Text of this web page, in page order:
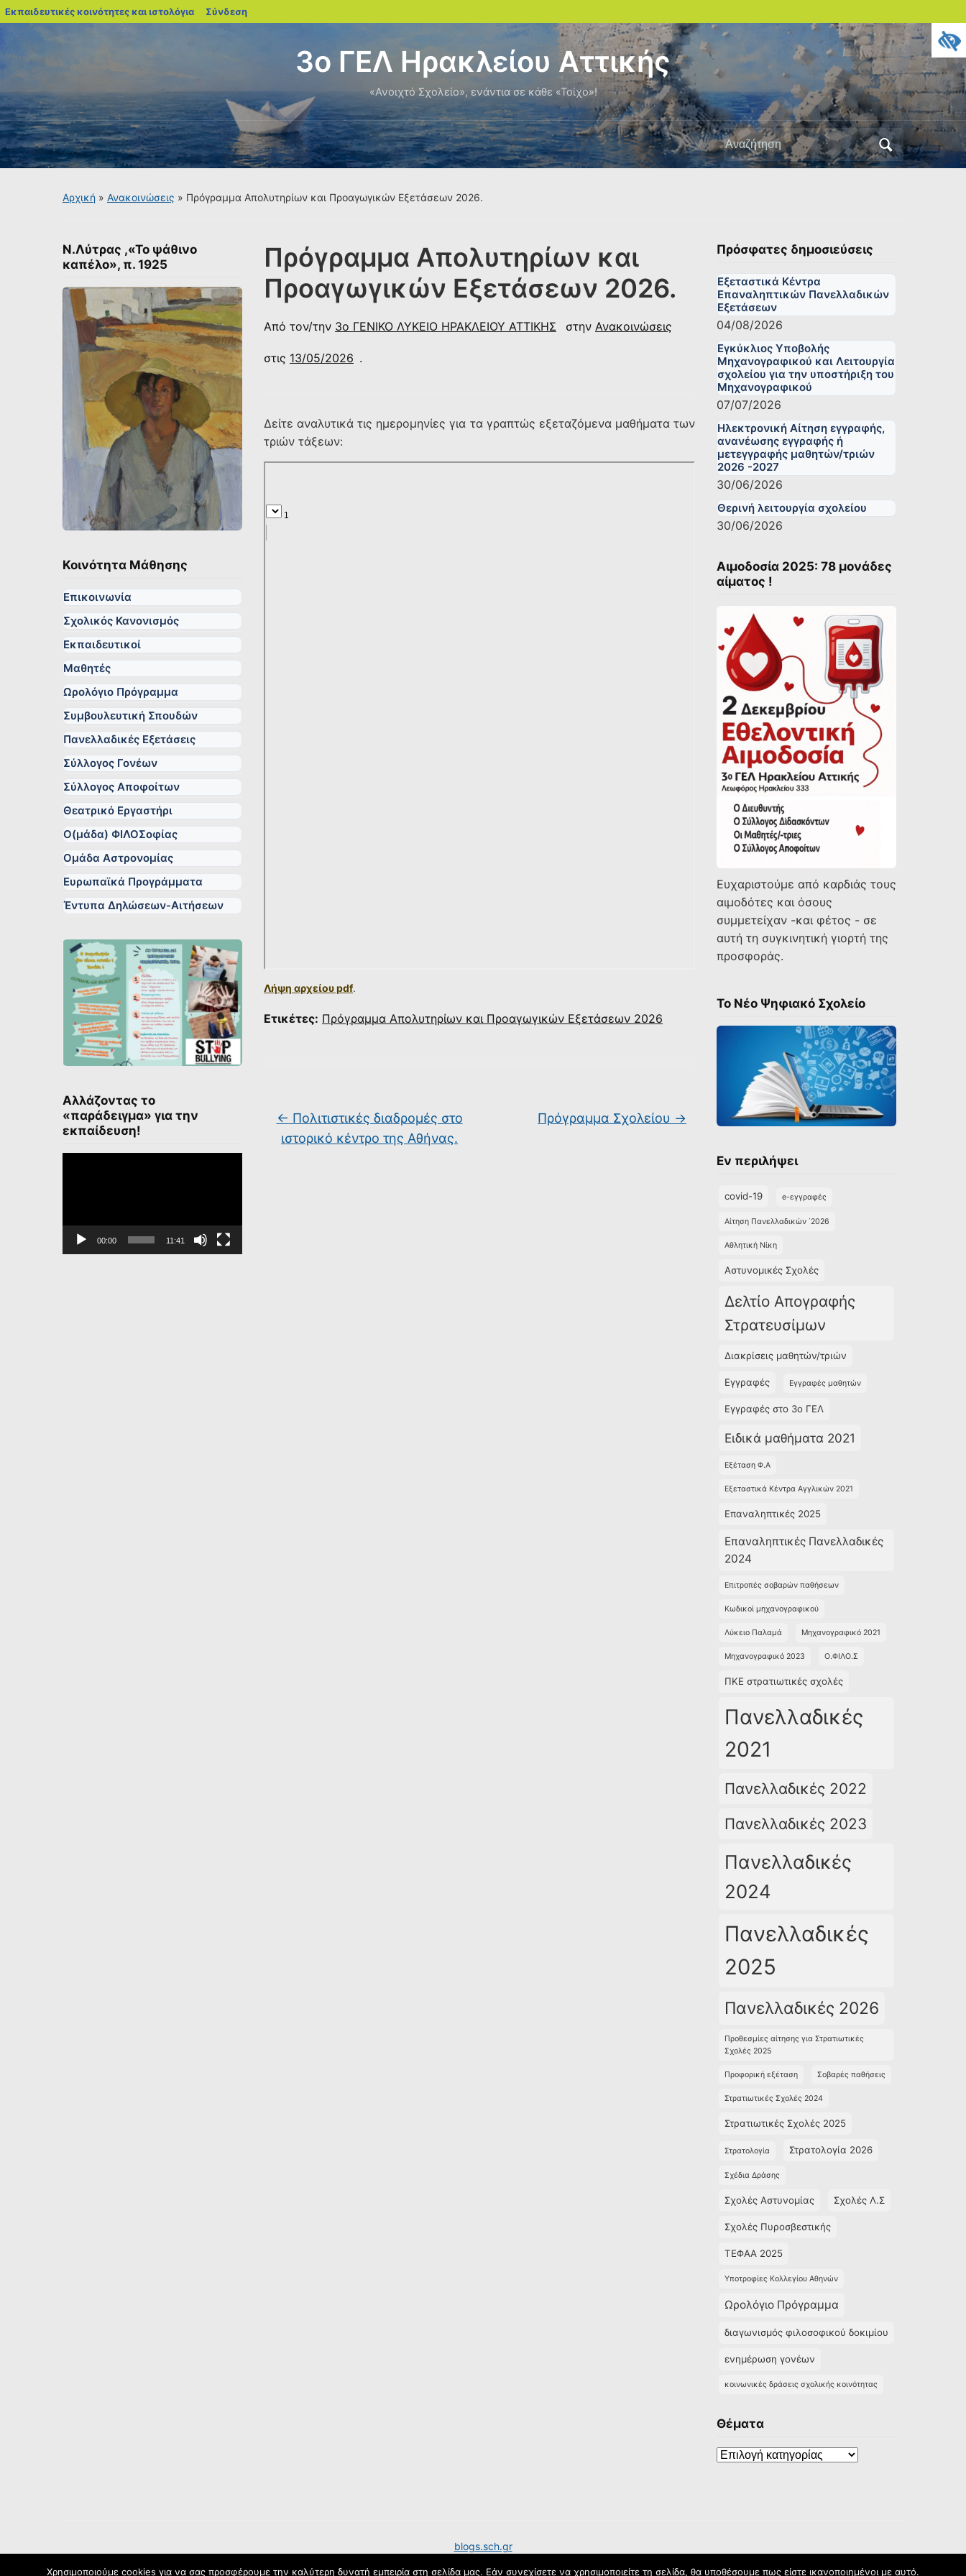
Εκπαιδευτικές κοινότητες και ιστολόγια blogs.sch.gr
Σύνδεση
3ο ΓΕΛ Ηρακλείου Αττικής
«Ανοιχτό Σχολείο», ενάντια σε κάθε «Τοίχο»!
Αναζήτηση
για:
Αρχική » Ανακοινώσεις » Πρόγραμμα Απολυτηρίων και Προαγωγικών Εξετάσεων 2026.
Ν.Λύτρας ,«Το ψάθινο
καπέλο», π. 1925
Κοινότητα Μάθησης
Επικοινωνία
Σχολικός Κανονισμός
Εκπαιδευτικοί
Μαθητές
Ωρολόγιο Πρόγραμμα
Συμβουλευτική Σπουδών
Πανελλαδικές Εξετάσεις
Σύλλογος Γονέων
Σύλλογος Αποφοίτων
Θεατρικό Εργαστήρι
Ο(μάδα) ΦΙΛΟΣοφίας
Ομάδα Αστρονομίας
Ευρωπαϊκά Προγράμματα
Έντυπα Δηλώσεων-Αιτήσεων
Αλλάζοντας το
«παράδειγμα» για την
εκπαίδευση!
00:00 11:41
Πρόγραμμα Απολυτηρίων και
Προαγωγικών Εξετάσεων 2026.
Από τον/την 3ο ΓΕΝΙΚΟ ΛΥΚΕΙΟ ΗΡΑΚΛΕΙΟΥ ΑΤΤΙΚΗΣ στην Ανακοινώσεις
στις 13/05/2026 .
Δείτε αναλυτικά τις ημερομηνίες για τα γραπτώς εξεταζόμενα μαθήματα των
τριών τάξεων:
Λήψη αρχείου pdf.
Ετικέτες: Πρόγραμμα Απολυτηρίων και Προαγωγικών Εξετάσεων 2026
← Πολιτιστικές διαδρομές στο
ιστορικό κέντρο της Αθήνας.
Πρόγραμμα Σχολείου →
Πρόσφατες δημοσιεύσεις
Εξεταστικά Κέντρα
Επαναληπτικών Πανελλαδικών
Εξετάσεων
04/08/2026
Εγκύκλιος Υποβολής
Μηχανογραφικού και Λειτουργία
σχολείου για την υποστήριξη του
Μηχανογραφικού
07/07/2026
Ηλεκτρονική Αίτηση εγγραφής,
ανανέωσης εγγραφής ή
μετεγγραφής μαθητών/τριών
2026 -2027
30/06/2026
Θερινή λειτουργία σχολείου
30/06/2026
Αιμοδοσία 2025: 78 μονάδες
αίματος !
Ευχαριστούμε από καρδιάς τους
αιμοδότες και όσους
συμμετείχαν -και φέτος - σε
αυτή τη συγκινητική γιορτή της
προσφοράς.
Το Νέο Ψηφιακό Σχολείο
Εν περιλήψει
covid-19 e-εγγραφές
Αίτηση Πανελλαδικών ΄2026
Αθλητική Νίκη
Αστυνομικές Σχολές
Δελτίο Απογραφής
Στρατευσίμων
Διακρίσεις μαθητών/τριών
Εγγραφές Εγγραφές μαθητών
Εγγραφές στο 3ο ΓΕΛ
Ειδικά μαθήματα 2021
Εξέταση Φ.Α
Εξεταστικά Κέντρα Αγγλικών 2021
Επαναληπτικές 2025
Επαναληπτικές Πανελλαδικές
2024
Επιτροπές σοβαρών παθήσεων
Κωδικοί μηχανογραφικού
Λύκειο Παλαμά Μηχανογραφικό 2021
Μηχανογραφικό 2023 Ο.ΦΙΛΟ.Σ
ΠΚΕ στρατιωτικές σχολές
Πανελλαδικές
2021
Πανελλαδικές 2022
Πανελλαδικές 2023
Πανελλαδικές
2024
Πανελλαδικές
2025
Πανελλαδικές 2026
Προθεσμίες αίτησης για Στρατιωτικές
Σχολές 2025
Προφορική εξέταση Σοβαρές παθήσεις
Στρατιωτικές Σχολές 2024
Στρατιωτικές Σχολές 2025
Στρατολογία Στρατολογία 2026
Σχέδια Δράσης
Σχολές Αστυνομίας Σχολές Λ.Σ
Σχολές Πυροσβεστικής
ΤΕΦΑΑ 2025
Υποτροφίες Κολλεγίου Αθηνών
Ωρολόγιο Πρόγραμμα
διαγωνισμός φιλοσοφικού δοκιμίου
ενημέρωση γονέων
κοινωνικές δράσεις σχολικής κοινότητας
Θέματα
Θέματα
blogs.sch.gr
Χρησιμοποιούμε cookies για να σας προσφέρουμε την καλύτερη δυνατή εμπειρία στη σελίδα μας. Εάν συνεχίσετε να χρησιμοποιείτε τη σελίδα, θα υποθέσουμε πως είστε ικανοποιημένοι με αυτό.